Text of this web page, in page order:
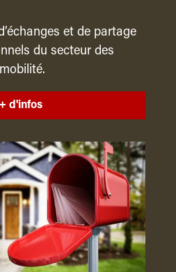
et de partage
du secteur des
+ d'infos